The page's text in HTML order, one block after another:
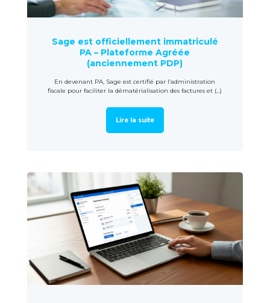
Sage est officiellement immatriculé
PA – Plateforme Agréée
(anciennement PDP)
En devenant PA, Sage est certifié par l’administration
fiscale pour faciliter la dématérialisation des factures et (...)
Lire la suite